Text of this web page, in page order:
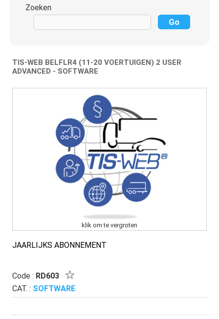
Zoeken
TIS-WEB BELFLR4 (11-20 VOERTUIGEN) 2 USER
ADVANCED - SOFTWARE
klik om te vergroten
JAARLIJKS ABONNEMENT
Code : RD603
CAT. : SOFTWARE